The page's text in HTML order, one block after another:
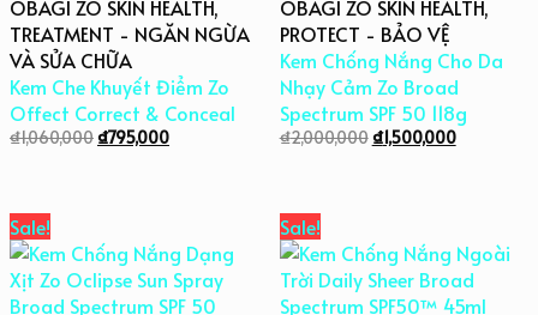
OBAGI ZO SKIN HEALTH,
TREATMENT - NGĂN NGỪA
VÀ SỬA CHỮA
Kem Che Khuyết Điểm Zo
Offect Correct & Conceal
₫1,060,000₫795,000
OBAGI ZO SKIN HEALTH,
PROTECT - BẢO VỆ
Kem Chống Nắng Cho Da
Nhạy Cảm Zo Broad
Spectrum SPF 50 118g
₫2,000,000₫1,500,000
Sale! Sale!